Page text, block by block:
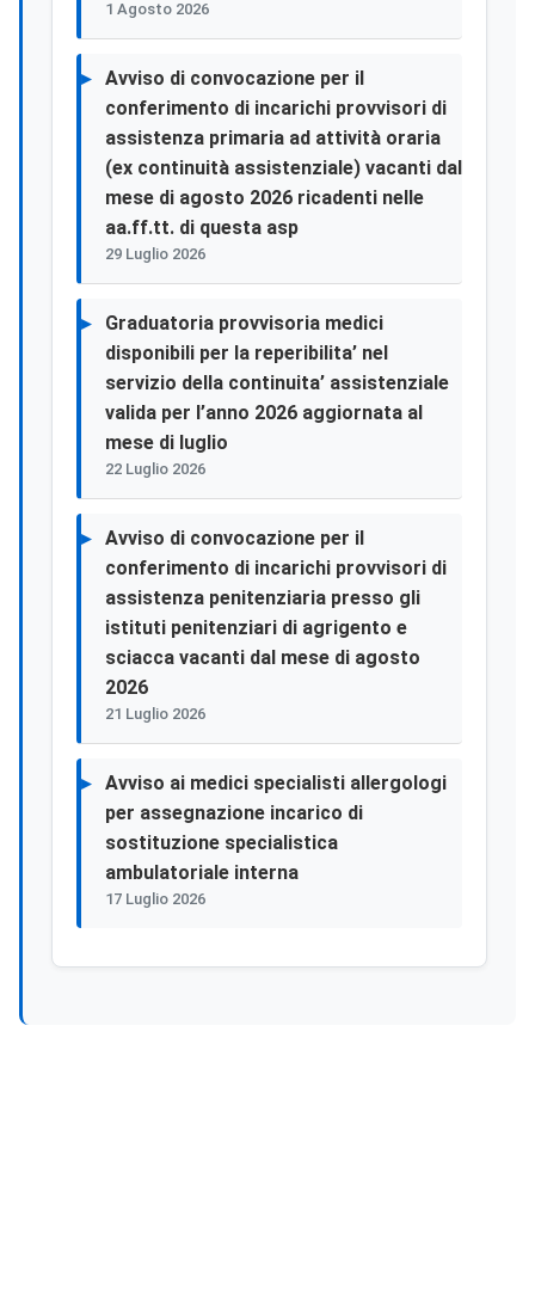
1 Agosto 2026
Avviso di convocazione per il
conferimento di incarichi provvisori di
assistenza primaria ad attività oraria
(ex continuità assistenziale) vacanti dal
mese di agosto 2026 ricadenti nelle
aa.ff.tt. di questa asp
29 Luglio 2026
Graduatoria provvisoria medici
disponibili per la reperibilita’ nel
servizio della continuita’ assistenziale
valida per l’anno 2026 aggiornata al
mese di luglio
22 Luglio 2026
Avviso di convocazione per il
conferimento di incarichi provvisori di
assistenza penitenziaria presso gli
istituti penitenziari di agrigento e
sciacca vacanti dal mese di agosto
2026
21 Luglio 2026
Avviso ai medici specialisti allergologi
per assegnazione incarico di
sostituzione specialistica
ambulatoriale interna
17 Luglio 2026